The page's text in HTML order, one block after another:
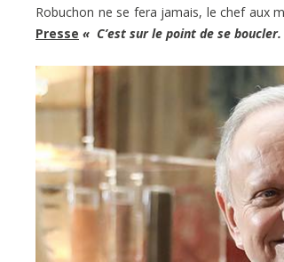
Robuchon ne se fera jamais, le chef aux
Presse « C’est sur le point de se